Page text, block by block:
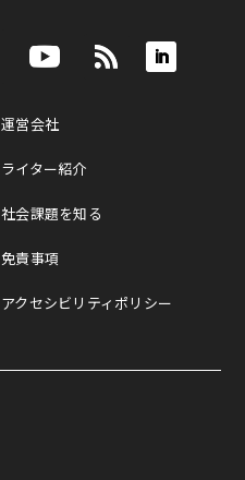
運営会社
ライター紹介
社会課題を知る
免責事項
アクセシビリティポリシー